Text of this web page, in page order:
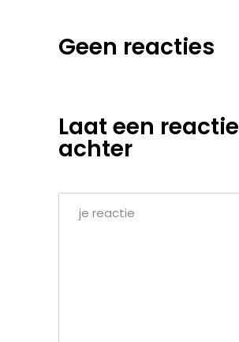
Geen reacties
Laat een reactie
achter